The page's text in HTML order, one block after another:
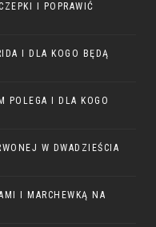
I POPRAWIĆ
I DLA KOGO BĘDĄ
POLEGA I DLA KOGO
W DWADZIEŚCIA
I MARCHEWKĄ NA